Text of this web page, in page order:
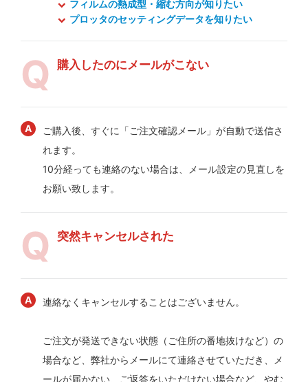
フィルムの熱成型・縮む方向が知りたい
プロッタのセッティングデータを知りたい
購入したのにメールがこない
ご購入後、すぐに「ご注文確認メール」が自動で送信さ
れます。
10分経っても連絡のない場合は、メール設定の見直しを
お願い致します。
突然キャンセルされた
連絡なくキャンセルすることはございません。
ご注文が発送できない状態（ご住所の番地抜けなど）の
場合など、弊社からメールにて連絡させていただき、メ
ールが届かない、ご返答をいただけない場合など、やむ